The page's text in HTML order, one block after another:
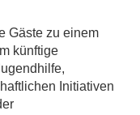
Gäste zu einem
künftige
Initiativen